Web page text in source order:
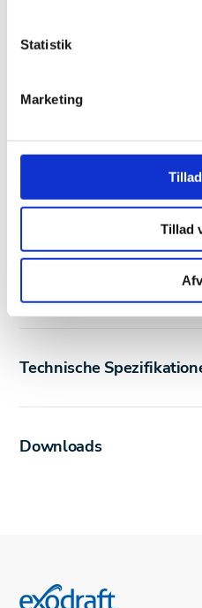
Statistik
Marketing
Tillad
Privat,
Technische
Downloads